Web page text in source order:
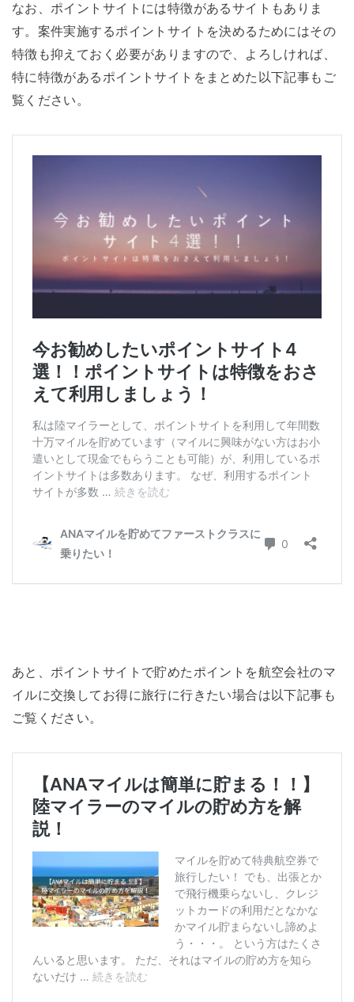
なお、ポイントサイトには特徴があるサイトもありま
す。案件実施するポイントサイトを決めるためにはその
特徴も抑えておく必要がありますので、よろしければ、
特に特徴があるポイントサイトをまとめた以下記事もご
覧ください。
あと、ポイントサイトで貯めたポイントを航空会社のマ
イルに交換してお得に旅行に行きたい場合は以下記事も
ご覧ください。